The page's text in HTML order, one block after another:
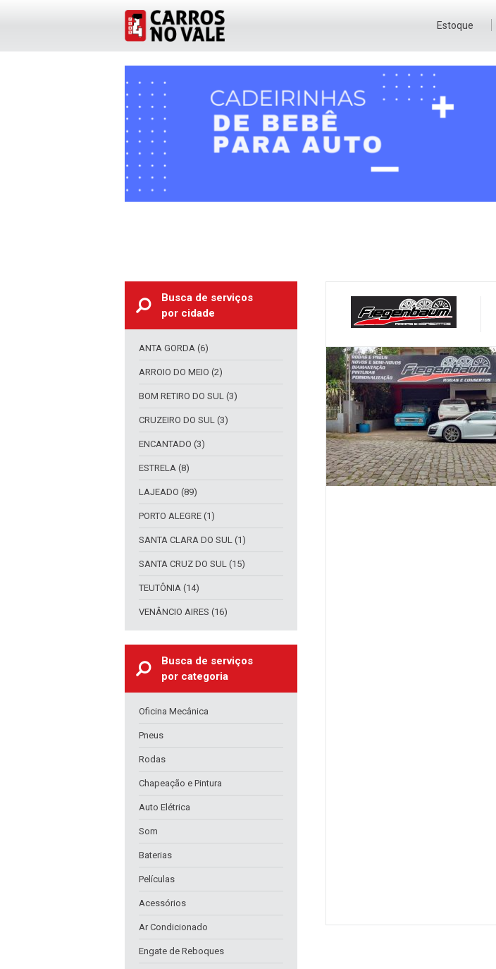
Estoque
Busca de serviços
por cidade
ANTA GORDA (6)
ARROIO DO MEIO (2)
BOM RETIRO DO SUL (3)
CRUZEIRO DO SUL (3)
ENCANTADO (3)
ESTRELA (8)
LAJEADO (89)
PORTO ALEGRE (1)
SANTA CLARA DO SUL (1)
SANTA CRUZ DO SUL (15)
TEUTÔNIA (14)
VENÂNCIO AIRES (16)
Busca de serviços
por categoria
Oficina Mecânica
Pneus
Rodas
Chapeação e Pintura
Auto Elétrica
Som
Baterias
Películas
Acessórios
Ar Condicionado
Engate de Reboques